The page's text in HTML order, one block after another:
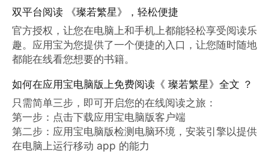
双平台阅读 《璨若繁星》，轻松便捷
官方授权，让您在电脑上和手机上都能轻松享受阅读乐
趣。应用宝为您提供了一个便捷的入口，让您随时随地
都能在线看您想要的书籍。
如何在应用宝电脑版上免费阅读《 璨若繁星》全文 ？
只需简单三步，即可开启您的在线阅读之旅：
第一步：点击下载应用宝电脑版客户端
第二步：应用宝电脑版检测电脑环境，安装引擎以提供
在电脑上运行移动 app 的能力